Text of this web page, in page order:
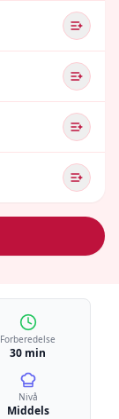
Forberedelse
30 min
Nivå
Middels